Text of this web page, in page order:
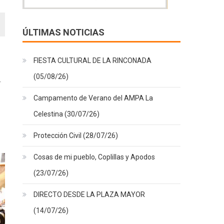
ÚLTIMAS NOTICIAS
FIESTA CULTURAL DE LA RINCONADA
(05/08/26)
Campamento de Verano del AMPA La
Celestina (30/07/26)
Protección Civil (28/07/26)
Cosas de mi pueblo, Coplillas y Apodos
(23/07/26)
DIRECTO DESDE LA PLAZA MAYOR
(14/07/26)